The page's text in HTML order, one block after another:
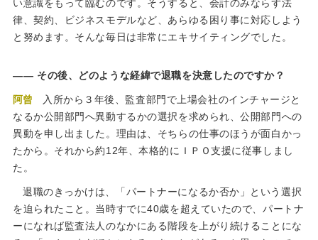
い意識をもって臨むのです。そうすると、会計のみならず法
律、契約、ビジネスモデルなど、あらゆる困り事に対応しよう
と努めます。そんな毎日は非常にエキサイティングでした。
その後、どのような経緯で退職を決意したのですか？
阿曾
入所から３年後、監査部門で上場会社のインチャージと
なるか公開部門へ異動するかの選択を求められ、公開部門への
異動を申し出ました。理由は、そちらの仕事のほうが面白かっ
たから。それから約12年、本格的にＩＰＯ支援に従事しまし
た。
退職のきっかけは、「パートナーになるか否か」という選択
を迫られたこと。当時すでに40歳を超えていたので、パートナ
ーになれば監査法人のなかにある階段を上がり続けることにな